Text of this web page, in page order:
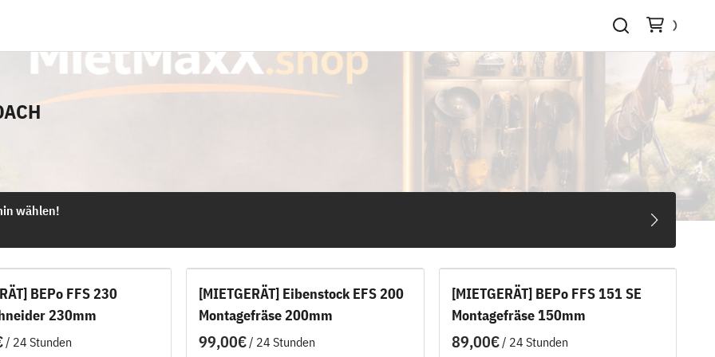
BEPo FFS 230
230mm
/
[MIETGERÄT] Eibenstock EFS 200
Montagefräse 200mm
/
[MIETGERÄT] BEPo FFS 151 SE
Montagefräse 150mm
/